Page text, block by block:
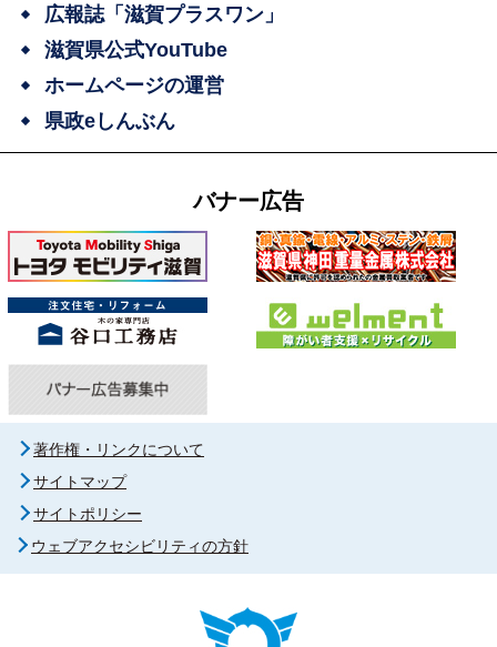
広報誌「滋賀プラスワン」
滋賀県公式YouTube
ホームページの運営
県政eしんぶん
バナー広告
著作権・リンクについて
サイトマップ
サイトポリシー
ウェブアクセシビリティの方針